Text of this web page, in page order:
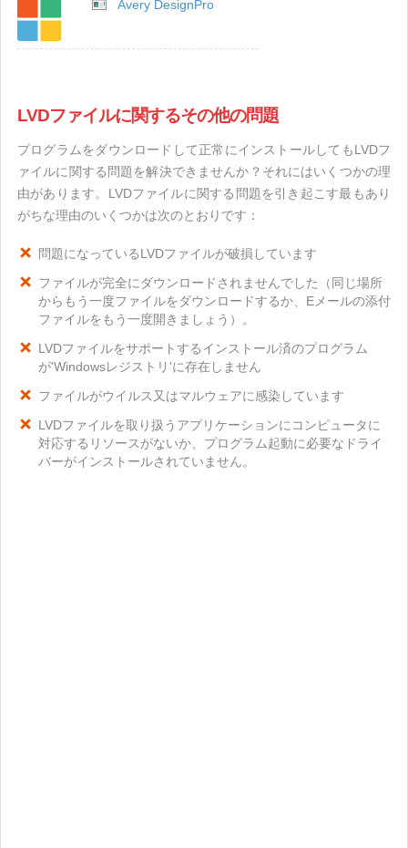
Avery DesignPro
LVDファイルに関するその他の問題
プログラムをダウンロードして正常にインストールしてもLVDフ
ァイルに関する問題を解決できませんか？それにはいくつかの理
由があります。LVDファイルに関する問題を引き起こす最もあり
がちな理由のいくつかは次のとおりです：
問題になっているLVDファイルが破損しています
ファイルが完全にダウンロードされませんでした（同じ場所
からもう一度ファイルをダウンロードするか、Eメールの添付
ファイルをもう一度開きましょう）。
LVDファイルをサポートするインストール済のプログラム
が'Windowsレジストリ'に存在しません
ファイルがウイルス又はマルウェアに感染しています
LVDファイルを取り扱うアプリケーションにコンピュータに
対応するリソースがないか、プログラム起動に必要なドライ
バーがインストールされていません。